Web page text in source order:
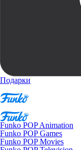
Подарки
Funko POP Animation
Funko POP Games
Funko POP Movies